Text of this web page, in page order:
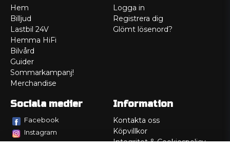
Hem
Billjud
Lastbil 24V
Hemma HiFi
Bilvård
Guider
Sommarkampanj!
Merchandise
Logga in
Registrera dig
Glömt lösenord?
Sociala medier
Facebook
Instagram
Information
Kontakta oss
Köpvillkor
Integritet & Cookiespolicy